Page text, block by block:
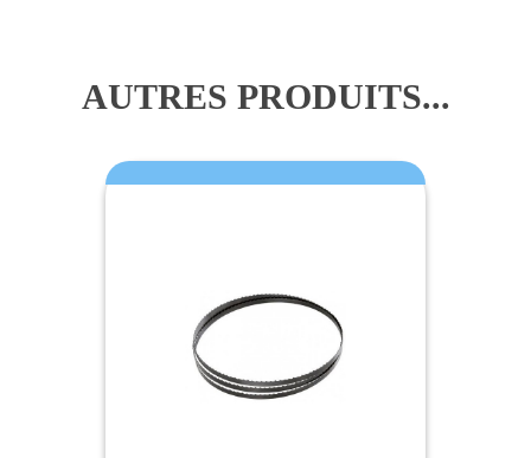
AUTRES PRODUITS...